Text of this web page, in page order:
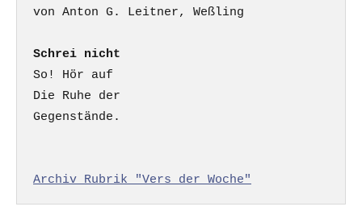
Schrei nicht
So! Hör auf
Die Ruhe der
Gegenstände.
Archiv Rubrik "Vers der Woche"